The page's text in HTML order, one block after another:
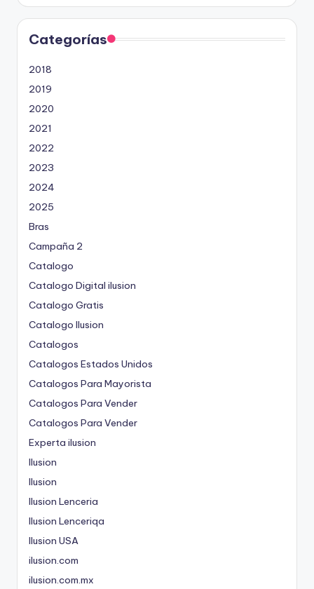
Categorías
2018
2019
2020
2021
2022
2023
2024
2025
Bras
Campaña 2
Catalogo
Catalogo Digital ilusion
Catalogo Gratis
Catalogo Ilusion
Catalogos
Catalogos Estados Unidos
Catalogos Para Mayorista
Catalogos Para Vender
Catalogos Para Vender
Experta ilusion
Ilusion
Ilusion
Ilusion Lenceria
Ilusion Lenceriqa
Ilusion USA
ilusion.com
ilusion.com.mx